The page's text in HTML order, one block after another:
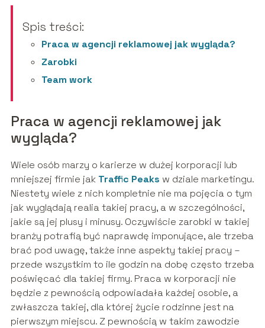
Spis treści:
Praca w agencji reklamowej jak wygląda?
Zarobki
Team work
Praca w agencji reklamowej jak
wygląda?
Wiele osób marzy o karierze w dużej korporacji lub
mniejszej firmie jak Traffic Peaks w dziale marketingu.
Niestety wiele z nich kompletnie nie ma pojęcia o tym
jak wyglądają realia takiej pracy, a w szczególności,
jakie są jej plusy i minusy. Oczywiście zarobki w takiej
branży potrafią być naprawdę imponujące, ale trzeba
brać pod uwagę, także inne aspekty takiej pracy –
przede wszystkim to ile godzin na dobę często trzeba
poświęcać dla takiej firmy. Praca w korporacji nie
będzie z pewnością odpowiadała każdej osobie, a
zwłaszcza takiej, dla której życie rodzinne jest na
pierwszym miejscu. Z pewnością w takim zawodzie